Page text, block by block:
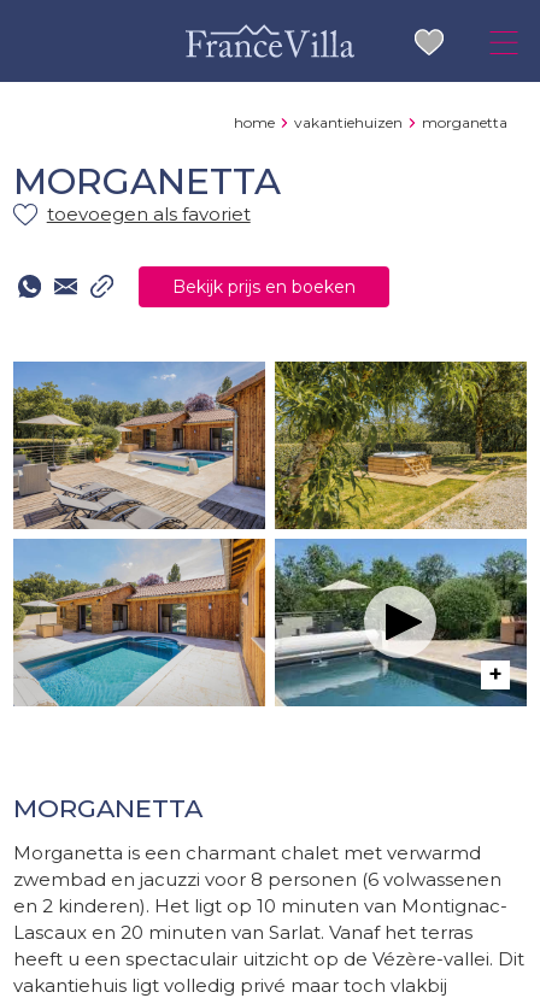
home vakantiehuizen morganetta
MORGANETTA
toevoegen als favoriet
Bekijk prijs en boeken
MORGANETTA
Morganetta is een charmant chalet met verwarmd
zwembad en jacuzzi voor 8 personen (6 volwassenen
en 2 kinderen). Het ligt op 10 minuten van Montignac-
Lascaux en 20 minuten van Sarlat. Vanaf het terras
heeft u een spectaculair uitzicht op de Vézère-vallei. Dit
vakantiehuis ligt volledig privé maar toch vlakbij